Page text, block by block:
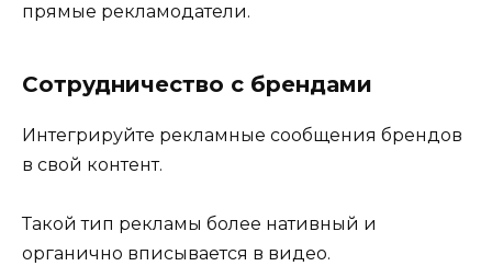
прямые рекламодатели.
Сотрудничество с брендами
Интегрируйте рекламные сообщения брендов
в свой контент.
Такой тип рекламы более нативный и
органично вписывается в видео.